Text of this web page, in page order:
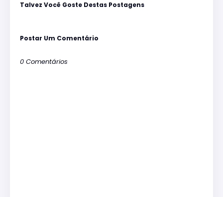
Talvez Você Goste Destas Postagens
Postar Um Comentário
0 Comentários